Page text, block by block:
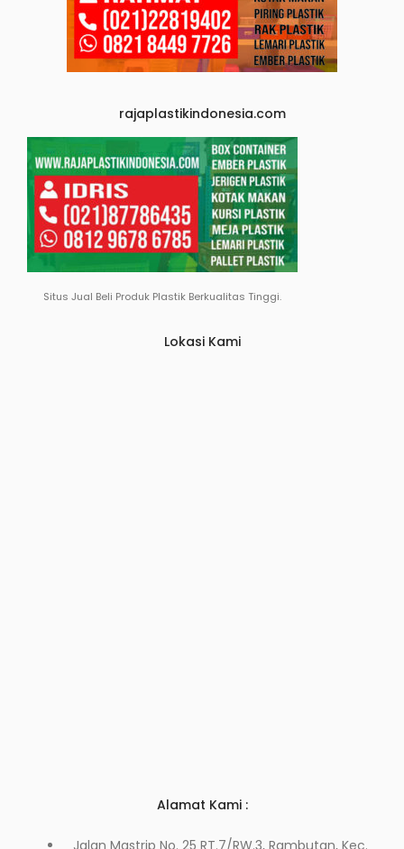
rajaplastikindonesia.com
Situs Jual Beli Produk Plastik Berkualitas Tinggi.
Lokasi Kami
Alamat Kami :